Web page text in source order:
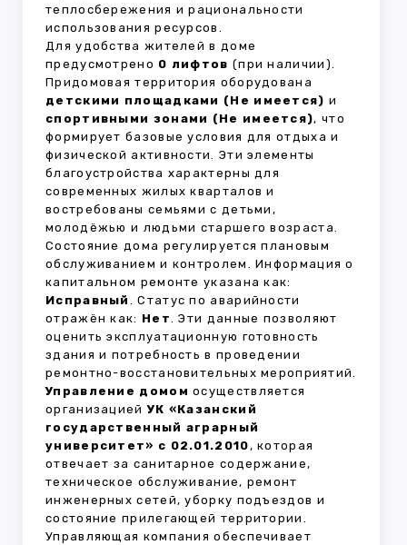
теплосбережения и рациональности
использования ресурсов.
Для удобства жителей в доме
предусмотрено 0 лифтов (при наличии).
Придомовая территория оборудована
детскими площадками (Не имеется) и
спортивными зонами (Не имеется), что
формирует базовые условия для отдыха и
физической активности. Эти элементы
благоустройства характерны для
современных жилых кварталов и
востребованы семьями с детьми,
молодёжью и людьми старшего возраста.
Состояние дома регулируется плановым
обслуживанием и контролем. Информация о
капитальном ремонте указана как:
Исправный . Статус по аварийности
отражён как: Нет. Эти данные позволяют
оценить эксплуатационную готовность
здания и потребность в проведении
ремонтно-восстановительных мероприятий.
Управление домом осуществляется
организациейУК «Казанский
государственный аграрный
университет» с 02.01.2010, которая
отвечает за санитарное содержание,
техническое обслуживание, ремонт
инженерных сетей, уборку подъездов и
состояние прилегающей территории.
Управляющая компания обеспечивает